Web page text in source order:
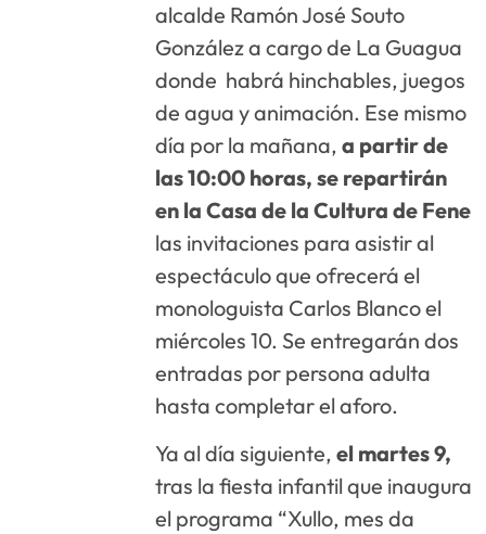
alcalde Ramón José Souto
González a cargo de La Guagua
donde habrá hinchables, juegos
de agua y animación. Ese mismo
día por la mañana,a partir de
las 10:00 horas, se repartirán
en la Casa de la Cultura de Fene
las invitaciones para asistir al
espectáculo que ofrecerá el
monologuista Carlos Blanco el
miércoles 10. Se entregarán dos
entradas por persona adulta
hasta completar el aforo.
Ya al día siguiente, el martes 9,
tras la fiesta infantil que inaugura
el programa “Xullo, mes da